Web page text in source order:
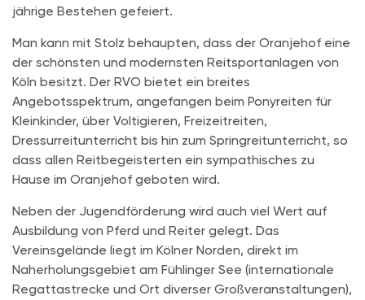
jährige Bestehen gefeiert.
Man kann mit Stolz behaupten, dass der Oranjehof eine
der schönsten und modernsten Reitsportanlagen von
Köln besitzt. Der RVO bietet ein breites
Angebotsspektrum, angefangen beim Ponyreiten für
Kleinkinder, über Voltigieren, Freizeitreiten,
Dressurreitunterricht bis hin zum Springreitunterricht, so
dass allen Reitbegeisterten ein sympathisches zu
Hause im Oranjehof geboten wird.
Neben der Jugendförderung wird auch viel Wert auf
Ausbildung von Pferd und Reiter gelegt. Das
Vereinsgelände liegt im Kölner Norden, direkt im
Naherholungsgebiet am Fühlinger See (internationale
Regattastrecke und Ort diverser Großveranstaltungen),